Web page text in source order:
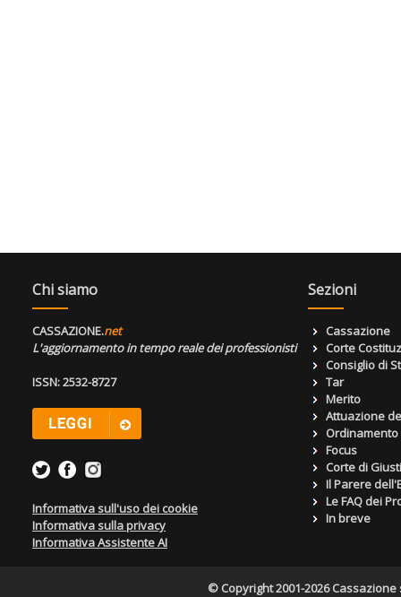
Chi siamo
CASSAZIONE.net
L'aggiornamento in tempo reale dei professionisti
ISSN: 2532-8727
Informativa sull'uso dei cookie
Informativa sulla privacy
Informativa Assistente AI
Sezioni
Cassazione
Corte
Consiglio di
Tar
Merito
Attuazione
Focus
Corte di
Il Parere
Le FAQ dei
In breve
© Copyright 2001-2026 Cassazione